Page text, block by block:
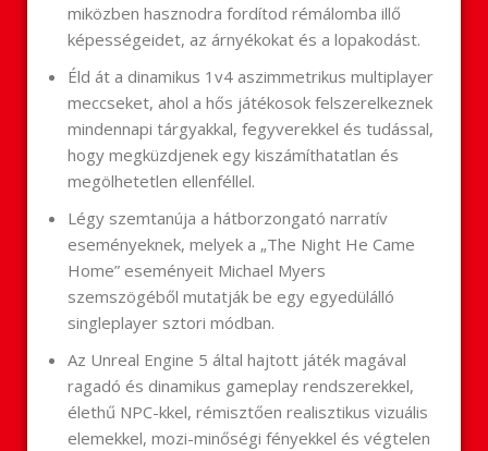
miközben hasznodra fordítod rémálomba illő
képességeidet, az árnyékokat és a lopakodást.
Éld át a dinamikus 1v4 aszimmetrikus multiplayer
meccseket, ahol a hős játékosok felszerelkeznek
mindennapi tárgyakkal, fegyverekkel és tudással,
hogy megküzdjenek egy kiszámíthatatlan és
megölhetetlen ellenféllel.
Légy szemtanúja a hátborzongató narratív
eseményeknek, melyek a „The Night He Came
Home” eseményeit Michael Myers
szemszögéből mutatják be egy egyedülálló
singleplayer sztori módban.
Az Unreal Engine 5 által hajtott játék magával
ragadó és dinamikus gameplay rendszerekkel,
élethű NPC-kkel, rémisztően realisztikus vizuális
elemekkel, mozi-minőségi fényekkel és végtelen